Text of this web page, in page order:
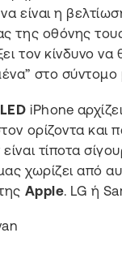
είναι η
της οθόνης
τον κίνδυνο
στο σύντομο
iPhone
ορίζοντα και
τίποτα
χωρίζει από
Apple. LG ή